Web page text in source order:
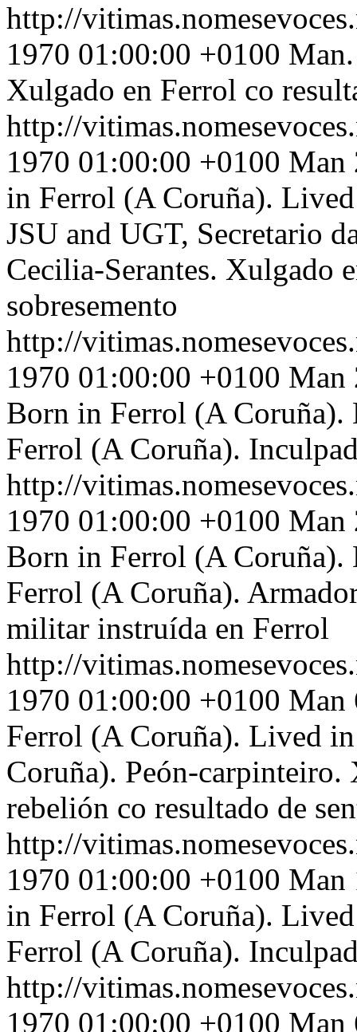
http://
1970 01:00:00 +0100
Xulgado en Ferrol co
http://
1970 01:00:00 +0100 Man
in Ferrol (A Coruña).
JSU and UGT, Secretario
Cecilia-Serantes. Xulgado
sobresemento
http://
1970 01:00:00 +0100 Man
Born in Ferrol (A Coruña).
Ferrol (A Coruña).
http://
1970 01:00:00 +0100 Man
Born in Ferrol (A Coruña).
Ferrol (A Coruña).
militar instruída en Ferrol
http://
1970 01:00:00 +0100 Man
Ferrol (A Coruña). Lived
Coruña). Peón-
rebelión co resultado de
http://
1970 01:00:00 +0100 Man
in Ferrol (A Coruña).
Ferrol (A Coruña).
http://
1970 01:00:00 +0100 Man